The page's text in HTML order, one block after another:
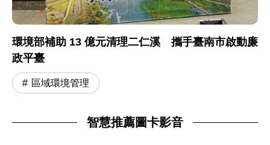
環境部補助 13 億元清理二仁溪 攜手臺南市啟動廉
政平臺
區域環境管理
智慧推薦圖卡影音